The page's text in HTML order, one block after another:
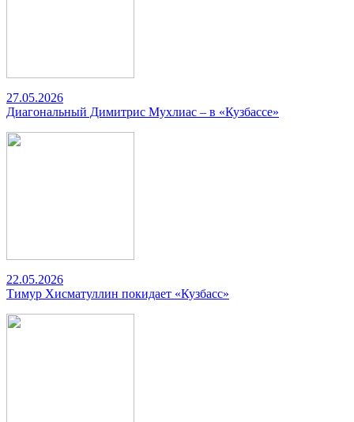
27.05.2026
Диагональный Димитрис Мухлиас – в «Кузбассе»
22.05.2026
Тимур Хисматуллин покидает «Кузбасс»